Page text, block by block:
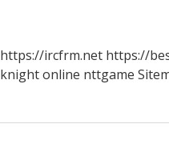
https://ircfrm.net https://
knight online nttgame